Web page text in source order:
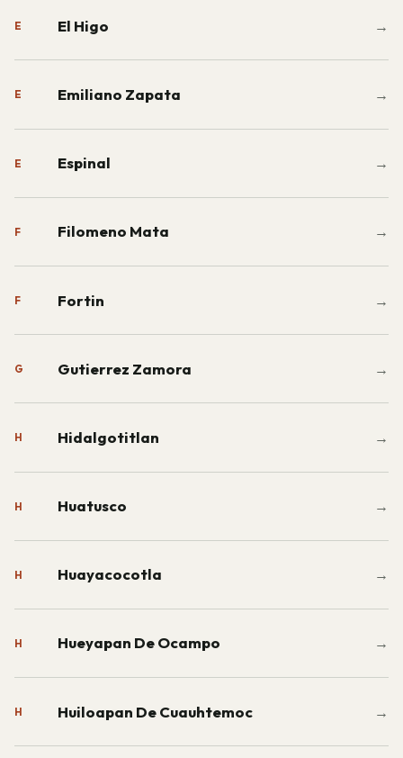
E El Higo →
E Emiliano Zapata →
E Espinal →
F Filomeno Mata →
F Fortin →
G Gutierrez Zamora →
H Hidalgotitlan →
H Huatusco →
H Huayacocotla →
H Hueyapan De Ocampo →
H Huiloapan De Cuauhtemoc →